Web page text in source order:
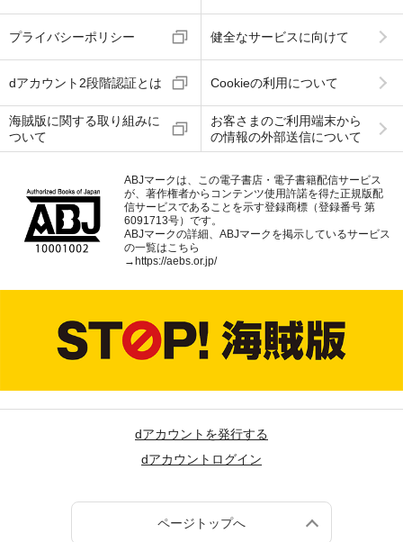
プライバシーポリシー 健全なサービスに向けて
dアカウント2段階認証とは Cookieの利用について
海賊版に関する取り組みに
ついて
お客さまのご利用端末から
の情報の外部送信について
ABJマークは、この電子書店・電子書籍配信サービス
が、著作権者からコンテンツ使用許諾を得た正規版配
信サービスであることを示す登録商標（登録番号 第
6091713号）です。
ABJマークの詳細、ABJマークを掲示しているサービス
の一覧はこちら
→ https://aebs.or.jp/
dアカウントを発行する
dアカウントログイン
ページトップへ